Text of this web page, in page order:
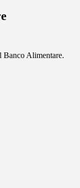
Banco Alimentare.